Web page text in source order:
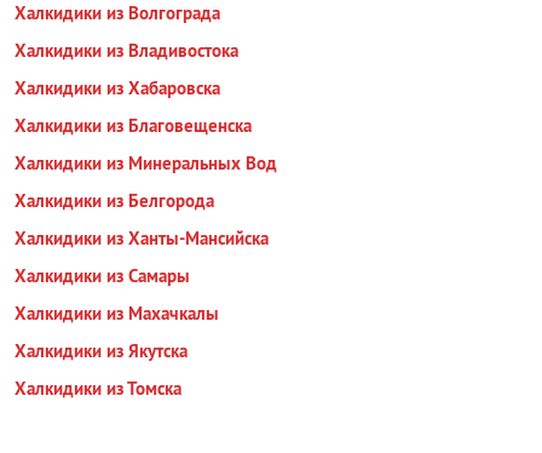
Халкидики из Волгограда
Халкидики из Владивостока
Халкидики из Хабаровска
Халкидики из Благовещенска
Халкидики из Минеральных Вод
Халкидики из Белгорода
Халкидики из Ханты-Мансийска
Халкидики из Самары
Халкидики из Махачкалы
Халкидики из Якутска
Халкидики из Томска